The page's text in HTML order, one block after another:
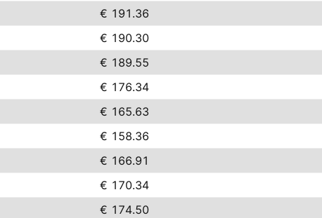
€ 191.36
€ 190.30
€ 189.55
€ 176.34
€ 165.63
€ 158.36
€ 166.91
€ 170.34
€ 174.50